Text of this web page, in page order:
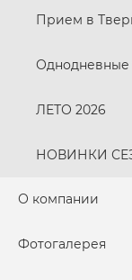
Прием в
Однодневные
ЛЕТО 2026
НОВИНКИ
О компании
Фотогалерея